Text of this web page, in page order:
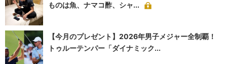
ものは魚、ナマコ酢、シャ...
【今月のプレゼント】2026年男子メジャー全制覇！
トゥルーテンパー「ダイナミック...